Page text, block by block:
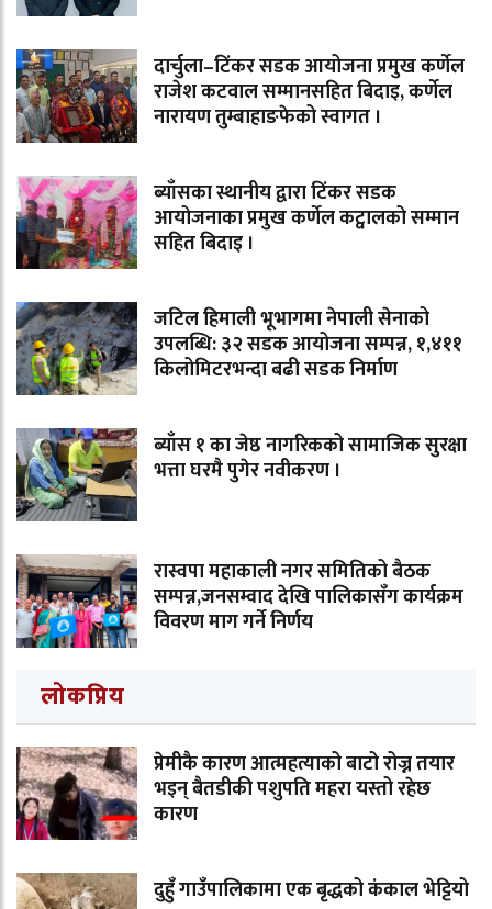
दार्चुला–टिंकर सडक आयोजना प्रमुख कर्णेल
राजेश कटवाल सम्मानसहित बिदाइ, कर्णेल
नारायण तुम्बाहाङफेको स्वागत ।
ब्याँसका स्थानीय द्वारा टिंकर सडक
आयोजनाका प्रमुख कर्णेल कट्वालको सम्मान
सहित बिदाइ ।
जटिल हिमाली भूभागमा नेपाली सेनाको
उपलब्धि: ३२ सडक आयोजना सम्पन्न, १,४११
किलोमिटरभन्दा बढी सडक निर्माण
ब्याँस १ का जेष्ठ नागरिकको सामाजिक सुरक्षा
भत्ता घरमै पुगेर नवीकरण ।
रास्वपा महाकाली नगर समितिको बैठक
सम्पन्न,जनसम्वाद देखि पालिकासँग कार्यक्रम
विवरण माग गर्ने निर्णय
लोकप्रिय
प्रेमीकै कारण आत्महत्याको बाटो रोज्न तयार
भइन् बैतडीकी पशुपति महरा यस्तो रहेछ
कारण
दुहुँ गाउँपालिकामा एक बृद्धको कंकाल भेट्टियो